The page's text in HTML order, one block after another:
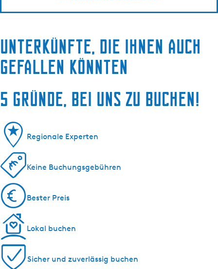
Unterkünfte, die Ihnen auch
gefallen könnten
5 Gründe, bei uns zu buchen!
Regionale Experten
Keine Buchungsgebühren
Bester Preis
Lokal buchen
Sicher und zuverlässig buchen